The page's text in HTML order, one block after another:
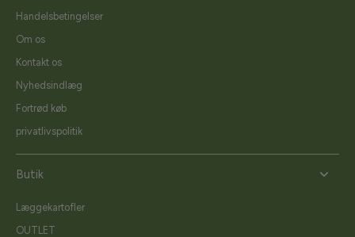
Handelsbetingelser
Om os
Kontakt os
Nyhedsindlæg
Fortrød køb
privatlivspolitik
Butik
Læggekartofler
OUTLET